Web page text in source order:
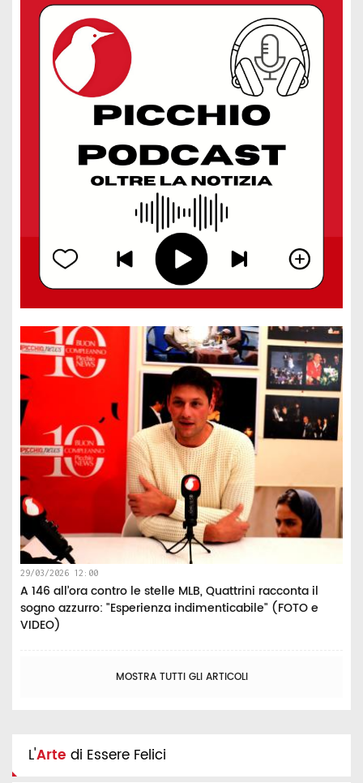
29/03/2026 12:00
A 146 all’ora contro le stelle MLB, Quattrini racconta il
sogno azzurro: "Esperienza indimenticabile" (FOTO e
VIDEO)
MOSTRA TUTTI GLI ARTICOLI
L'Arte di Essere Felici